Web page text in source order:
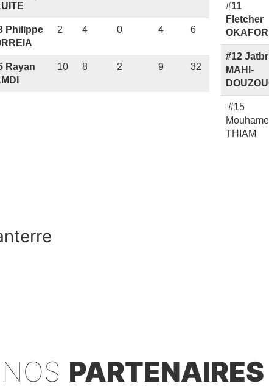
Philippe
2 4 0 4 6
Rayan
10 8 2 9 32
#11
Fletcher
OKAFOR
#12
MAHI-
#15
THIAM
NOS PARTENAIRES